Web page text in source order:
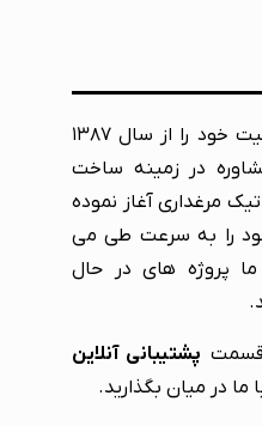
شرکت تولیدی کارنوتک فعالیت خود را از سال ۱۳۸۷
در زمینه ساخت
مرغداری آغاز نموده
را به سرعت طی می
ما پروژه های در حال
قسمت پشتیبانی آنلاین
ما در میان بگذارید.